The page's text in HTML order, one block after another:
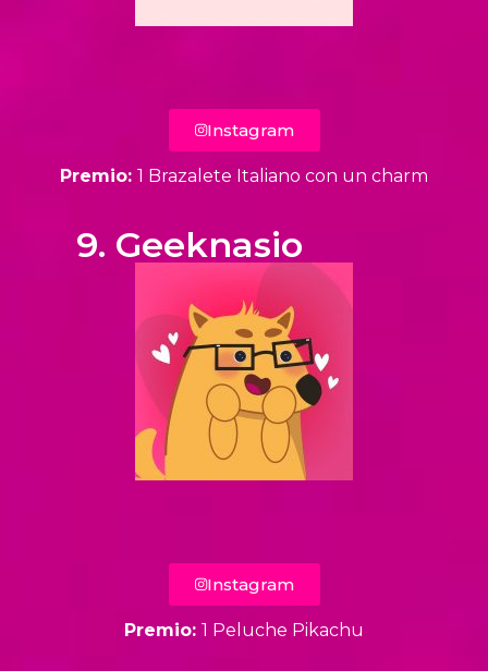
Instagram
Premio: 1 Brazalete Italiano con un charm
9. Geeknasio
Instagram
Premio: 1 Peluche Pikachu